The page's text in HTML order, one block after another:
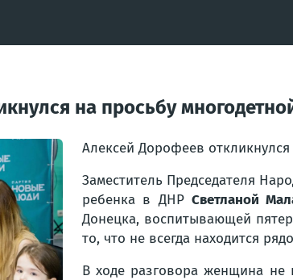
на просьбу
Алексей Дорофеев
Заместитель Председателя
ребенка в ДНР Светланой
Донецка, воспитывающей
то, что не всегда находится
В ходе разговора женщина не